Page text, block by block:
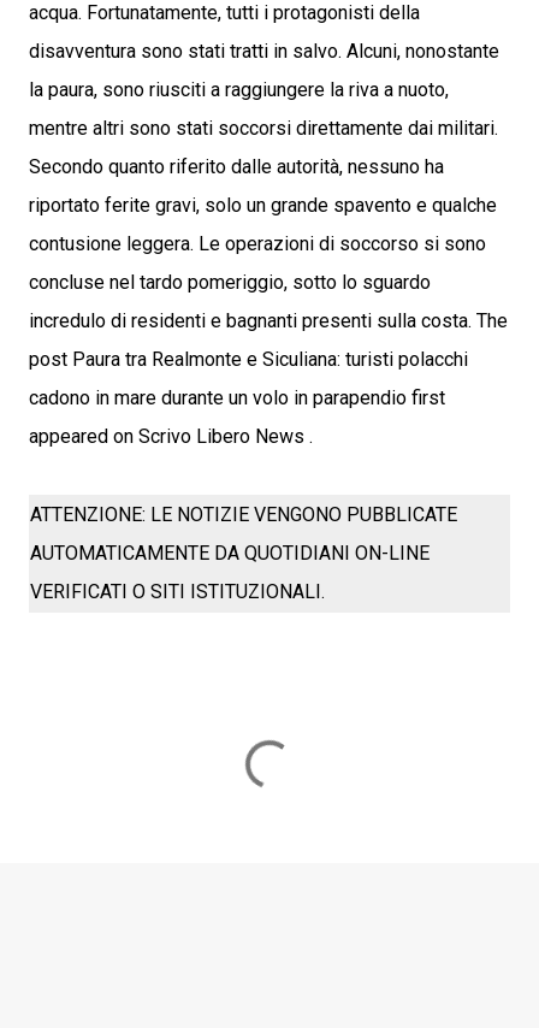
acqua. Fortunatamente, tutti i protagonisti della
disavventura sono stati tratti in salvo. Alcuni, nonostante
la paura, sono riusciti a raggiungere la riva a nuoto,
mentre altri sono stati soccorsi direttamente dai militari.
Secondo quanto riferito dalle autorità, nessuno ha
riportato ferite gravi, solo un grande spavento e qualche
contusione leggera. Le operazioni di soccorso si sono
concluse nel tardo pomeriggio, sotto lo sguardo
incredulo di residenti e bagnanti presenti sulla costa. The
post Paura tra Realmonte e Siculiana: turisti polacchi
cadono in mare durante un volo in parapendio first
appeared on Scrivo Libero News .
ATTENZIONE: LE NOTIZIE VENGONO PUBBLICATE
AUTOMATICAMENTE DA QUOTIDIANI ON-LINE
VERIFICATI O SITI ISTITUZIONALI.